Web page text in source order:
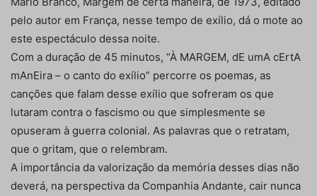
pelo autor em França, nesse tempo de exílio, dá o mote ao
este espectáculo dessa noite.
Com a duração de 45 minutos, “À MARGEM, dE umA cErtA
mAnEira – o canto do exílio” percorre os poemas, as
canções que falam desse exílio que sofreram os que
lutaram contra o fascismo ou que simplesmente se
opuseram à guerra colonial. As palavras que o retratam,
que o gritam, que o relembram.
A importância da valorização da memória desses dias não
deverá, na perspectiva da Companhia Andante, cair nunca